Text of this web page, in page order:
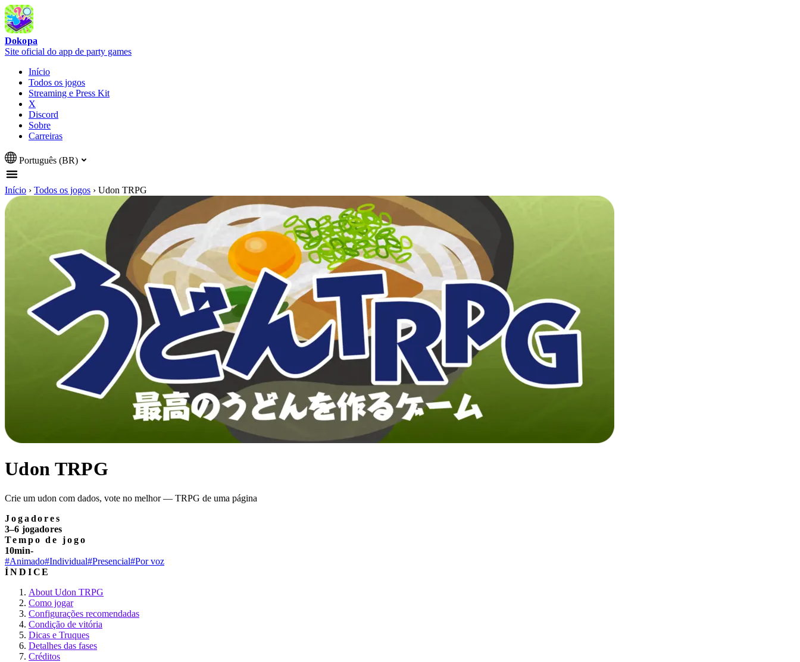
Dokopa
Site oficial do app de party games
Início
Todos os jogos
Streaming e Press Kit
X
Discord
Sobre
Carreiras
Português (BR)
Início › Todos os jogos › Udon TRPG
Udon TRPG
Crie um udon com dados, vote no melhor — TRPG de uma página
Jogadores
3–6 jogadores
Tempo de jogo
10min-
#Animado#Individual#Presencial#Por voz
ÍNDICE
About Udon TRPG
Como jogar
Configurações recomendadas
Condição de vitória
Dicas e Truques
Detalhes das fases
Créditos